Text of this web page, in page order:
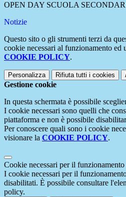
OPEN DAY SCUOLA
Notizie
Questo sito o gli strumenti terzi da
cookie necessari al funzionamento
COOKIE POLICY.
Personalizza Rifiuta tutti i cookies
Gestione cookie
In questa schermata è possibile
I cookie necessari sono quelli che
piattaforma e non è possibile
Per conoscere quali sono i cookie
visionare la COOKIE POLICY.
Cookie necessari per il funzionamento
I cookie necessari per il
disabilitati. È possibile consultare
policy.